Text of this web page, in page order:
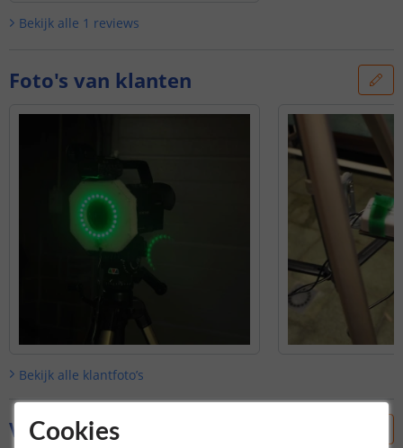
Bekijk alle 1 reviews
Foto's van klanten
Bekijk alle klantfoto’s
Vraag & antwoord
Cookies